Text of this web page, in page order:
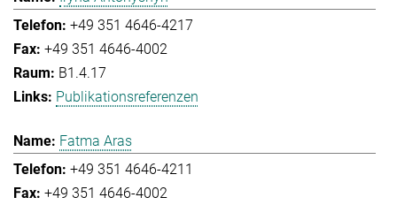
+49 351 4646-4217
+49 351 4646-4002
B1.4.17
Publikationsreferenzen
Fatma Aras
+49 351 4646-4211
+49 351 4646-4002